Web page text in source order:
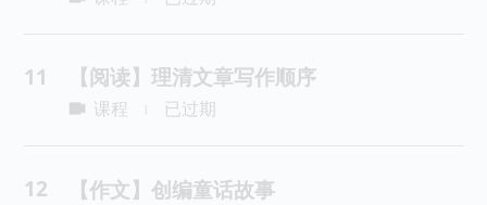
11 【阅读】理清文章写作顺序
课程 已过期
12 【作文】创编童话故事